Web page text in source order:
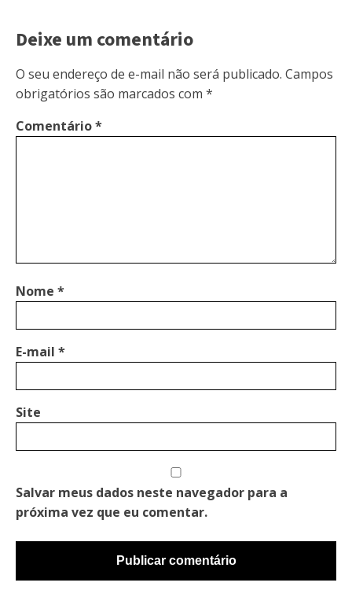
Deixe um comentário
O seu endereço de e-mail não será publicado. Campos
obrigatórios são marcados com *
Comentário*
Nome *
E-mail *
Site
Salvar meus dados neste navegador para a
próxima vez que eu comentar.